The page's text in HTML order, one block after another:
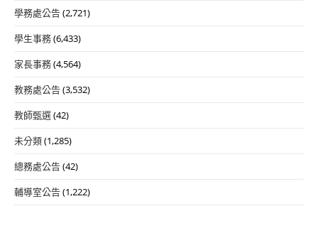
學務處公告(2,721)
學生事務(6,433)
家長事務(4,564)
教務處公告(3,532)
教師甄選(42)
未分類(1,285)
總務處公告(42)
輔導室公告(1,222)